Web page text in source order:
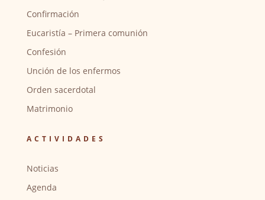
Confirmación
Eucaristía – Primera comunión
Confesión
Unción de los enfermos
Orden sacerdotal
Matrimonio
ACTIVIDADES
Noticias
Agenda